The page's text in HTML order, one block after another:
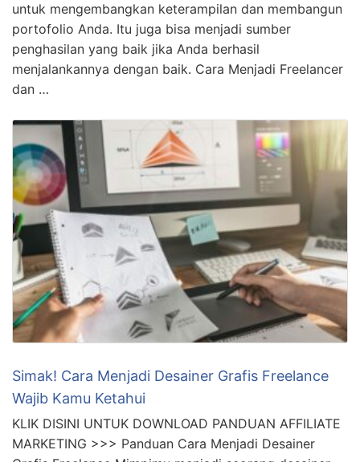
untuk mengembangkan keterampilan dan membangun
portofolio Anda. Itu juga bisa menjadi sumber
penghasilan yang baik jika Anda berhasil
menjalankannya dengan baik. Cara Menjadi Freelancer
dan …
Simak! Cara Menjadi Desainer Grafis Freelance
Wajib Kamu Ketahui
KLIK DISINI UNTUK DOWNLOAD PANDUAN AFFILIATE
MARKETING >>> Panduan Cara Menjadi Desainer